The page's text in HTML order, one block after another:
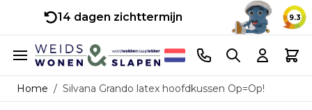
14 dagen zichttermijn 9.3
Ga naar de inhoud
Telefoonnummer
Search Cart
Home / Silvana Grando latex hoofdkussen Op=Op!